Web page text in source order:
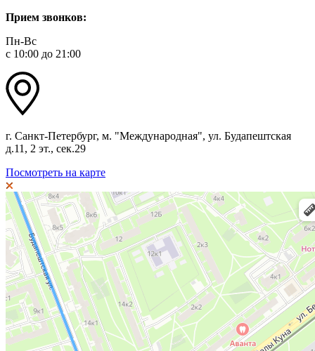
Прием звонков:
Пн-Вс
с 10:00 до 21:00
г. Санкт-Петербург, м. "Международная", ул. Будапештская
д.11, 2 эт., сек.29
Посмотреть на карте